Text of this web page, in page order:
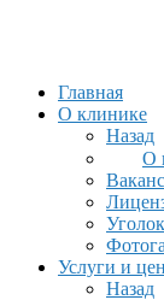
Главная
О клинике
Назад
О
Услуги и
Назад